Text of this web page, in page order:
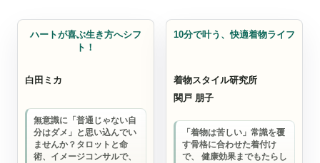
ハートが喜ぶ生き方へシフ
ト！
白田ミカ
無意識に「普通じゃない自
分はダメ」と思い込んでい
ませんか？タロットと命
術、イメージコンサルで、
10分で叶う、快適着物ライフ
着物スタイル研究所
関戸 朋子
「着物は苦しい」常識を覆
す骨格に合わせた着付け
で、 健康効果までもたらし